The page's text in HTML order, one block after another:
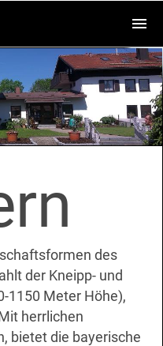
des
der Kneipp- und
1150 Meter Höhe),
herrlichen
bietet die bayerische